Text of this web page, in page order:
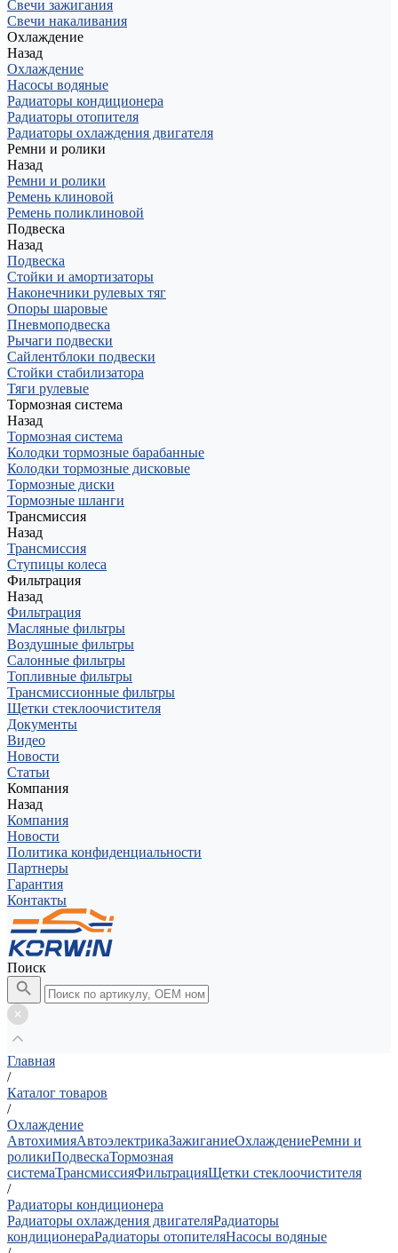
Свечи зажигания
Свечи накаливания
Охлаждение
Назад
Охлаждение
Насосы водяные
Радиаторы кондиционера
Радиаторы отопителя
Радиаторы охлаждения двигателя
Ремни и ролики
Назад
Ремни и ролики
Ремень клиновой
Ремень поликлиновой
Подвеска
Назад
Подвеска
Стойки и амортизаторы
Наконечники рулевых тяг
Опоры шаровые
Пневмоподвеска
Рычаги подвески
Сайлентблоки подвески
Стойки стабилизатора
Тяги рулевые
Тормозная система
Назад
Тормозная система
Колодки тормозные барабанные
Колодки тормозные дисковые
Тормозные диски
Тормозные шланги
Трансмиссия
Назад
Трансмиссия
Ступицы колеса
Фильтрация
Назад
Фильтрация
Масляные фильтры
Воздушные фильтры
Салонные фильтры
Топливные фильтры
Трансмиссионные фильтры
Щетки стеклоочистителя
Документы
Видео
Новости
Статьи
Компания
Назад
Компания
Новости
Политика конфиденциальности
Партнеры
Гарантия
Контакты
Поиск
Главная
/
Каталог товаров
/
Охлаждение
АвтохимияАвтоэлектрикаЗажиганиеОхлаждениеРемни и
роликиПодвескаТормозная
системаТрансмиссияФильтрацияЩетки стеклоочистителя
/
Радиаторы кондиционера
Радиаторы охлаждения двигателяРадиаторы
кондиционераРадиаторы отопителяНасосы водяные